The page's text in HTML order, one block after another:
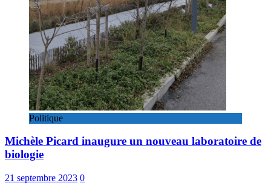
Politique
Michèle Picard inaugure un nouveau laboratoire de
biologie
21 septembre 2023 0